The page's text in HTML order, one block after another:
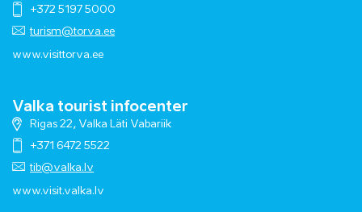
+372 5197 5000
turism@torva.ee
www.visittorva.ee
Valka tourist infocenter
Rigas 22, Valka Läti Vabariik
+371 6472 5522
tib@valka.lv
www.visit.valka.lv